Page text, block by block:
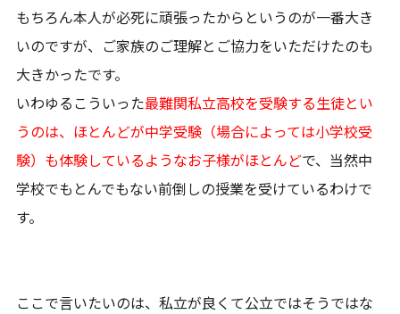
もちろん本人が必死に頑張ったからというのが一番大き
いのですが、ご家族のご理解とご協力をいただけたのも
大きかったです。
いわゆるこういった最難関私立高校を受験する生徒とい
うのは、ほとんどが中学受験（場合によっては小学校受
験）も体験しているようなお子様がほとんどで、当然中
学校でもとんでもない前倒しの授業を受けているわけで
す。
ここで言いたいのは、私立が良くて公立ではそうではな